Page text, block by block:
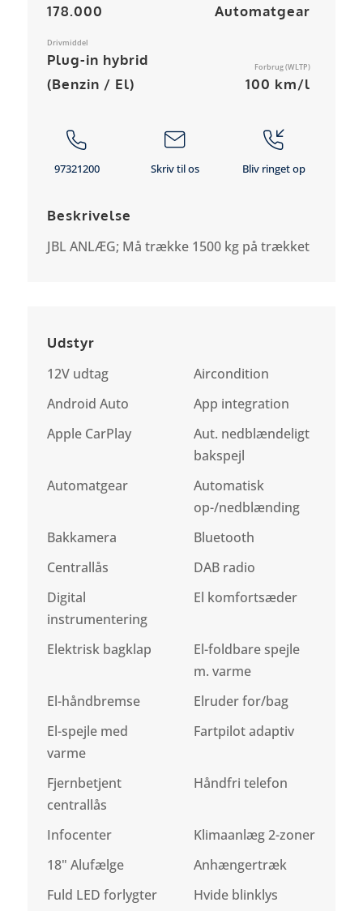
178.000 Automatgear
Drivmiddel
Plug-in hybrid
(Benzin / El)
Forbrug (WLTP)
100 km/l
97321200 Skriv til os Bliv ringet op
Beskrivelse
JBL ANLÆG; Må trække 1500 kg på trækket
Udstyr
12V udtag
Aircondition
Android Auto
App integration
Apple CarPlay
Aut. nedblændeligt
bakspejl
Automatgear
Automatisk
op-/nedblænding
Bakkamera
Bluetooth
Centrallås
DAB radio
Digital
instrumentering
El komfortsæder
Elektrisk bagklap
El-foldbare spejle
m. varme
El-håndbremse
Elruder for/bag
El-spejle med
varme
Fartpilot adaptiv
Fjernbetjent
centrallås
Håndfri telefon
Infocenter
Klimaanlæg 2-zoner
18" Alufælge
Anhængertræk
Fuld LED forlygter
Hvide blinklys